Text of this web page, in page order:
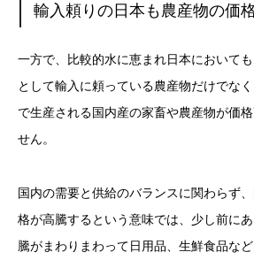
輸入頼りの日本も農産物の価
一方で、比較的水に恵まれ日本において
として輸入に頼っている農産物だけでな
で生産される国内産の家畜や農産物が価
せん。
国内の需要と供給のバランスに関わらず
格が高騰するという意味では、少し前に
騰がまわりまわって日用品、生鮮食品な